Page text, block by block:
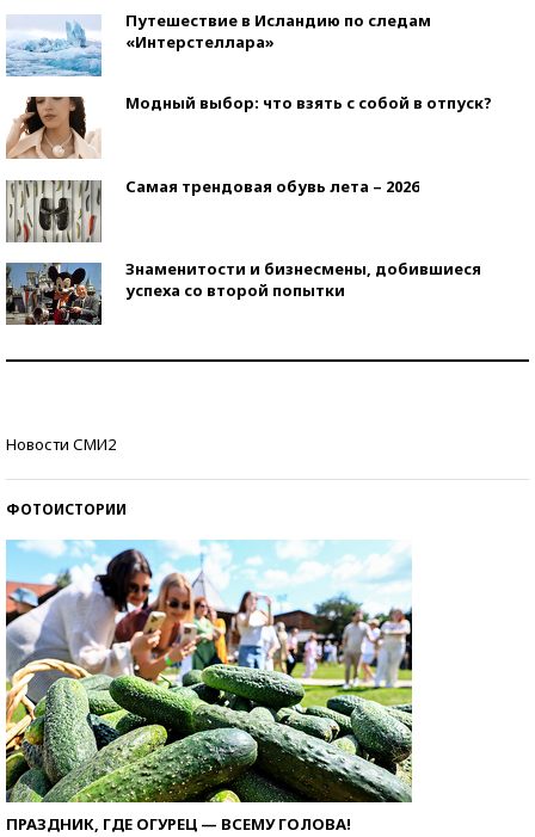
Путешествие в Исландию по следам
«Интерстеллара»
Модный выбор: что взять с собой в отпуск?
Самая трендовая обувь лета – 2026
Знаменитости и бизнесмены, добившиеся
успеха со второй попытки
Новости СМИ2
ФОТОИСТОРИИ
ПРАЗДНИК, ГДЕ ОГУРЕЦ — ВСЕМУ ГОЛОВА!